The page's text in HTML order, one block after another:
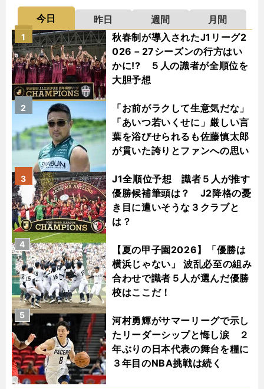
今日 昨日 週間
月間
秋春制が導入されたJ1リーグ2
026－27シーズンの行方はい
かに!? ５人の識者が全順位を
大胆予想
1
「お前がラクして生意気だな」
「あいつ若いくせに」厳しい言
葉を浴びせられるも佐藤慎太郎
が貫いた誇りとファンへの思い
2
J1全順位予想 識者５人が推す
優勝候補筆頭は？ J2降格の憂
き目に遭いそうな３クラブと
は？
3
【夏の甲子園2026】「優勝は
横浜じゃない」 波乱必至の組み
合わせで識者５人が選んだ優勝
校はここだ！
4
河村勇輝がサマーリーグで示し
たリーダーシップと悔し涙 ２
年ぶりの日本代表の舞台を糧に
３年目のNBA挑戦は続く
5